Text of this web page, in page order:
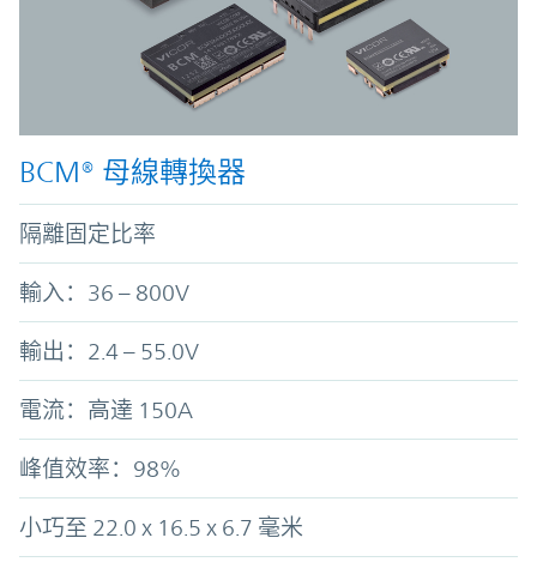
BCM® 母線轉換器
隔離固定比率
輸入：36 – 800V
輸出：2.4 – 55.0V
電流：高達 150A
峰值效率：98%
小巧至 22.0 x 16.5 x 6.7 毫米